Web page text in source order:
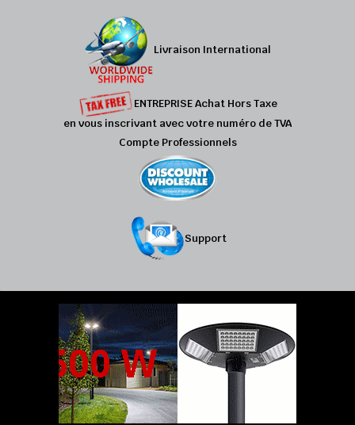
Livraison International
ENTREPRISE Achat Hors Taxe
en vous inscrivant avec votre numéro de TVA
Compte Professionnels
Support